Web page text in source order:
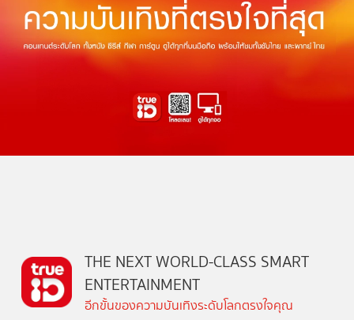
THE NEXT WORLD-CLASS SMART
ENTERTAINMENT
อีกขั้นของความบันเทิงระดับโลกตรงใจคุณ